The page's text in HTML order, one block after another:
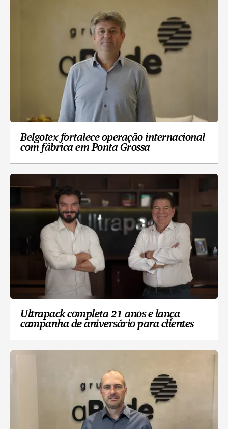
Belgotex fortalece operação internacional
com fábrica em Ponta Grossa
Ultrapack completa 21 anos e lança
campanha de aniversário para clientes